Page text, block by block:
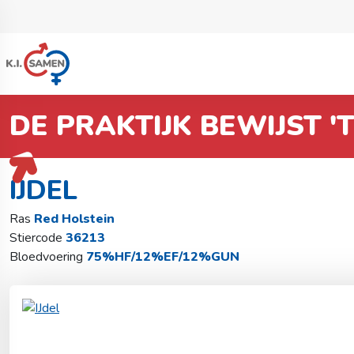
DE PRAKTIJK BEWIJST 'T
Terug naar stierzoeker
IJDEL
Ras Red Holstein
Stiercode 36213
Bloedvoering 75%HF/12%EF/12%GUN